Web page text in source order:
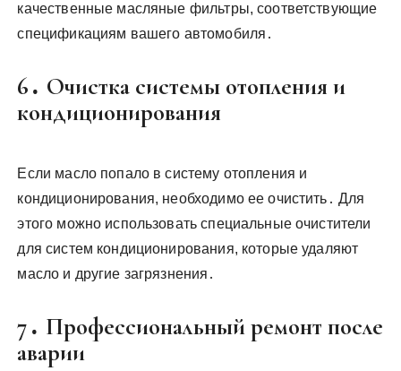
качественные масляные фильтры, соответствующие
спецификациям вашего автомобиля․
6․ Очистка системы отопления и
кондиционирования
Если масло попало в систему отопления и
кондиционирования, необходимо ее очистить․ Для
этого можно использовать специальные очистители
для систем кондиционирования, которые удаляют
масло и другие загрязнения․
7․ Профессиональный ремонт после
аварии